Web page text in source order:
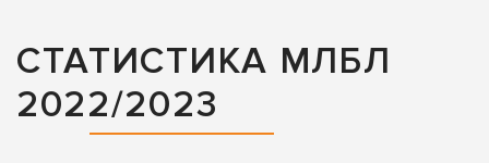
СТАТИСТИКА МЛБЛ
2022/2023